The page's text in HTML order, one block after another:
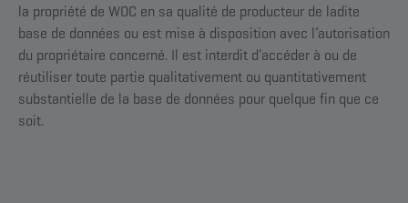
la propriété de WOC en sa qualité de producteur de ladite
base de données ou est mise à disposition avec l’autorisation
du propriétaire concerné. Il est interdit d’accéder à ou de
réutiliser toute partie qualitativement ou quantitativement
substantielle de la base de données pour quelque fin que ce
soit.